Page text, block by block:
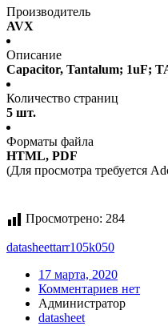
Производитель
AVX
Описание
Capacitor, Tantalum; 1uF;
Количество страниц
5 шт.
Форматы файла
HTML, PDF
(Для просмотра требуется
Просмотрено: 284
datasheettarr105k050
17 марта, 2020
Комментариев нет
Администратор
datasheet